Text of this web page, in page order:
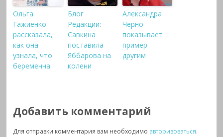
Ольга
Гажиенко
рассказала,
как она
узнала, что
беременна
Блог
Редакции:
Савкина
поставила
Яббарова на
колени
Александра
Черно
показывает
пример
другим
Добавить комментарий
Для отправки комментария вам необходимо авторизоваться.